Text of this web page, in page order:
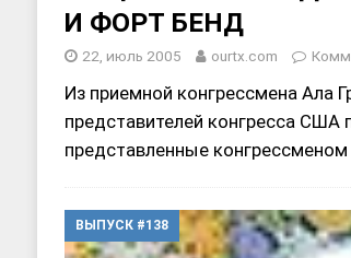
И ФОРТ БЕНД
22, июль 2005 ourtx.com
Из приемной конгрессмена Ала
представителей конгресса США
представленные
ВЫПУСК #138